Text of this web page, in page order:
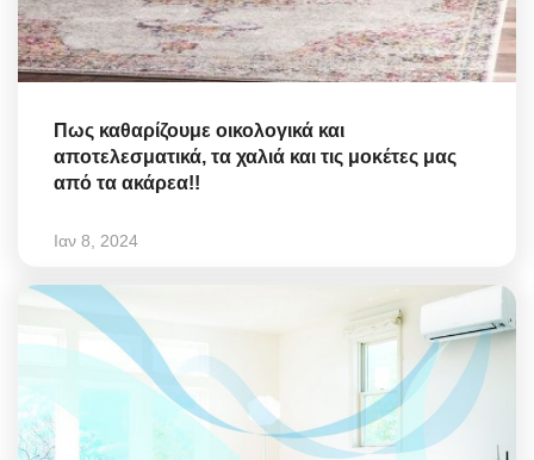
Πως καθαρίζουμε οικολογικά και
αποτελεσματικά, τα χαλιά και τις μοκέτες μας
από τα ακάρεα!!
Ιαν 8, 2024